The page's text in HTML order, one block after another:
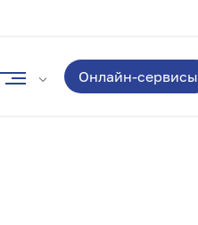
Онлайн-сервисы